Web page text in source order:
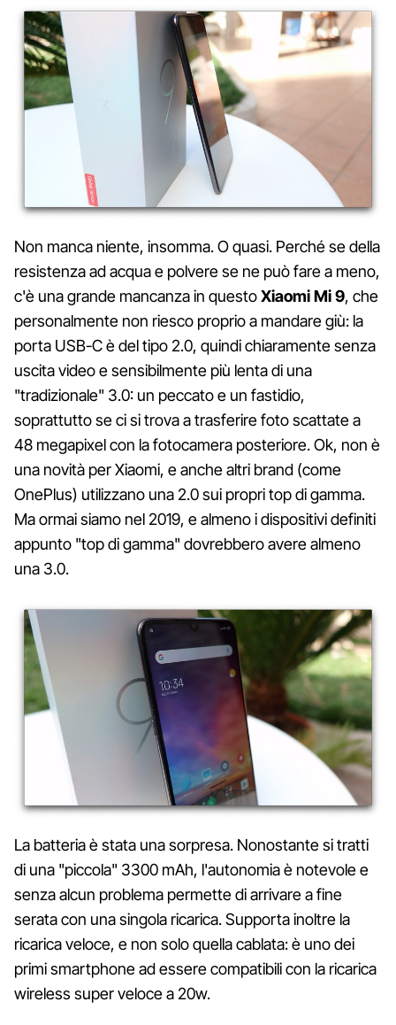
Non manca niente, insomma. O quasi. Perché se della
resistenza ad acqua e polvere se ne può fare a meno,
c'è una grande mancanza in questoXiaomi Mi 9, che
personalmente non riesco proprio a mandare giù: la
porta USB-C è del tipo 2.0, quindi chiaramente senza
uscita video e sensibilmente più lenta di una
"tradizionale" 3.0: un peccato e un fastidio,
soprattutto se ci si trova a trasferire foto scattate a
48 megapixel con la fotocamera posteriore. Ok, non è
una novità per Xiaomi, e anche altri brand (come
OnePlus) utilizzano una 2.0 sui propri top di gamma.
Ma ormai siamo nel 2019, e almeno i dispositivi definiti
appunto "top di gamma" dovrebbero avere almeno
una 3.0.
La batteria è stata una sorpresa. Nonostante si tratti
di una "piccola" 3300 mAh, l'autonomia è notevole e
senza alcun problema permette di arrivare a fine
serata con una singola ricarica. Supporta inoltre la
ricarica veloce, e non solo quella cablata: è uno dei
primi smartphone ad essere compatibili con la ricarica
wireless super veloce a 20w.